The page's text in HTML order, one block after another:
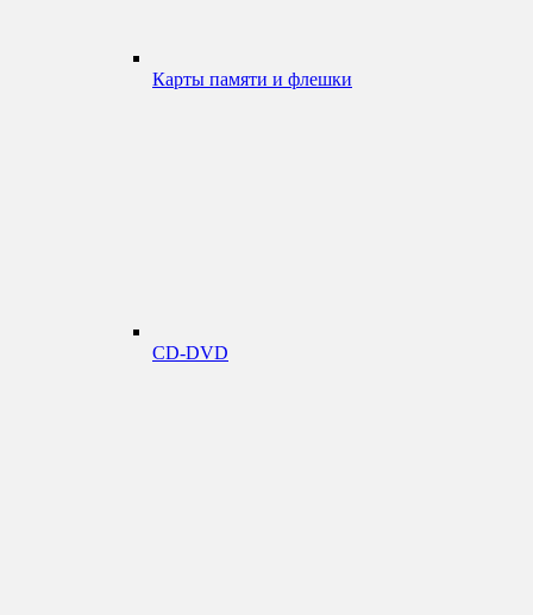
Карты памяти и флешки
CD-DVD